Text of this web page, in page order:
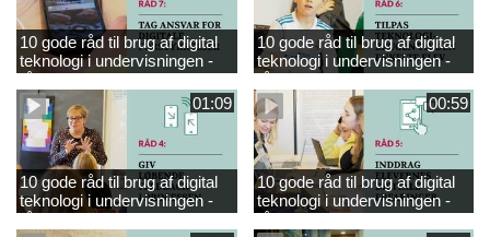
10 gode råd til brug af digital
teknologi i undervisningen -
råd 7
10 gode råd til brug af digital
teknologi i undervisningen -
råd 6
01:09
10 gode råd til brug af digital
teknologi i undervisningen -
råd 4
00:59
10 gode råd til brug af digital
teknologi i undervisningen -
råd 5